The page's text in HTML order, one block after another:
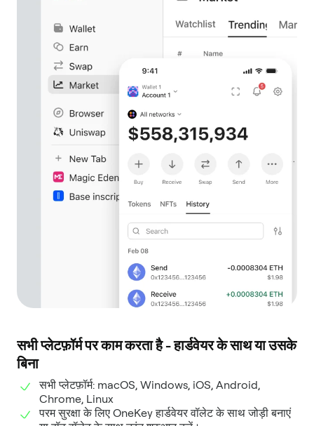
सभी प्लेटफ़ॉर्म पर काम करता है - हार्डवेयर के साथ या उसके
बिना
सभी प्लेटफ़ॉर्म: macOS, Windows, iOS, Android,
Chrome, Linux
परम सुरक्षा के लिए OneKey हार्डवेयर वॉलेट के साथ जोड़ी बनाएं